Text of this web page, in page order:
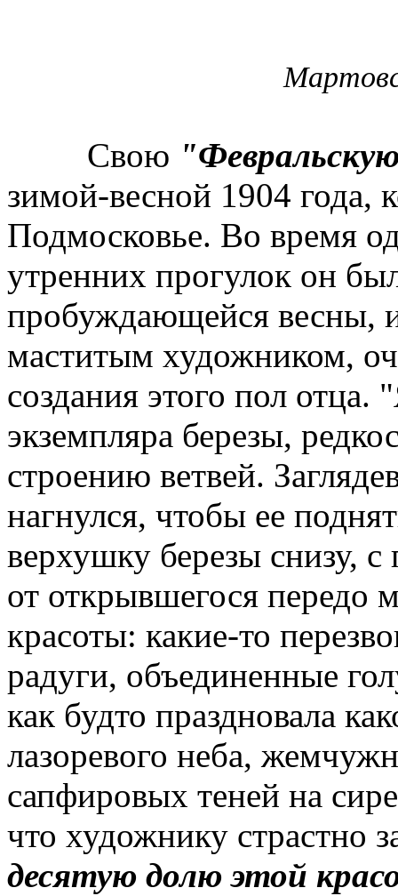
Свою
зимой-весной 1904 года,
Подмосковье. Во время
утренних прогулок он
пробуждающейся весны,
маститым художником,
создания этого пол отца.
экземпляра березы,
строению ветвей.
нагнулся, чтобы ее
верхушку березы снизу,
от открывшегося передо
красоты: какие-то
радуги, объединенные
как будто праздновала
лазоревого неба,
сапфировых теней на
что художнику страстно
десятую долю этой